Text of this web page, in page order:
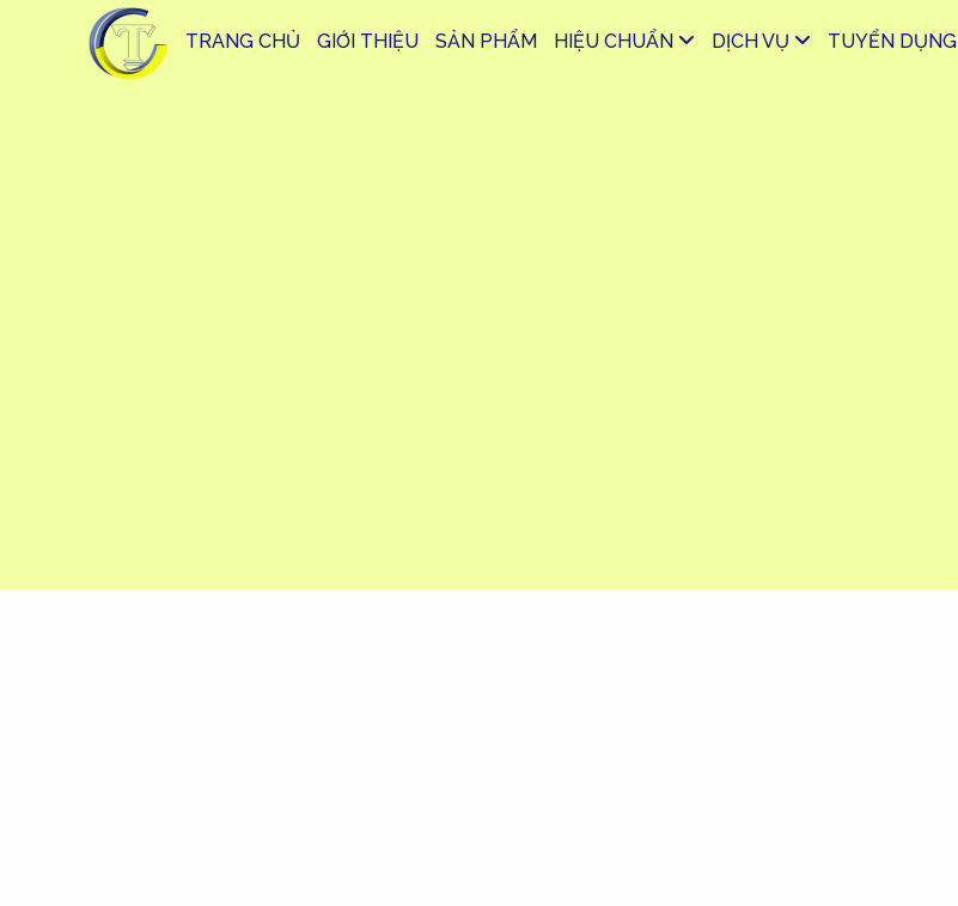
TRANG CHỦ GIỚI THIỆU SẢN PHẨM HIỆU CHUẨN DỊCH VỤ TUYỂN DỤNG